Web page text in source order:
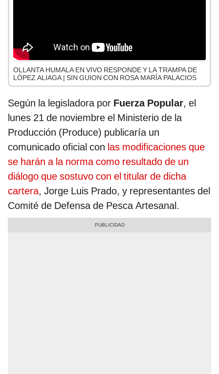
OLLANTA HUMALA EN VIVO RESPONDE Y LA TRAMPA DE
LÓPEZ ALIAGA | SIN GUION CON ROSA MARÍA PALACIOS
Según la legisladora por Fuerza Popular, el
lunes 21 de noviembre el Ministerio de la
Producción (Produce) publicaría un
comunicado oficial con las modificaciones que
se harán a la norma como resultado de un
diálogo que sostuvo con el titular de dicha
cartera, Jorge Luis Prado, y representantes del
Comité de Defensa de Pesca Artesanal.